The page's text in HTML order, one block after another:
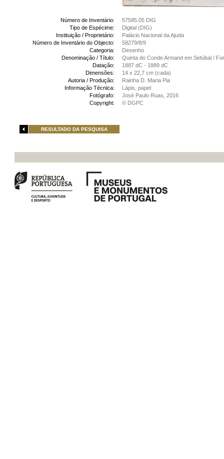
Número de Inventário:
57585.05 DIG
Tipo de Espécime:
Digital (DIG)
Instituição / Proprietário:
Palácio Nacional da Ajuda
Número de Inventário do Objecto:
58279/8/9
Categoria:
Desenho
Denominação / Título:
Quinta do Conde Armand em Setúbal /
Datação:
1887 dC - 1889 dC
Dimensões:
14 x 22,7 cm (cada)
Autoria / Produção:
Rainha D. Maria Pia
Informação Técnica:
Lápis, papel
Fotógrafo:
José Paulo Ruas, 2016
Copyright:
© DGPC
RESULTADO DA PESQUISA